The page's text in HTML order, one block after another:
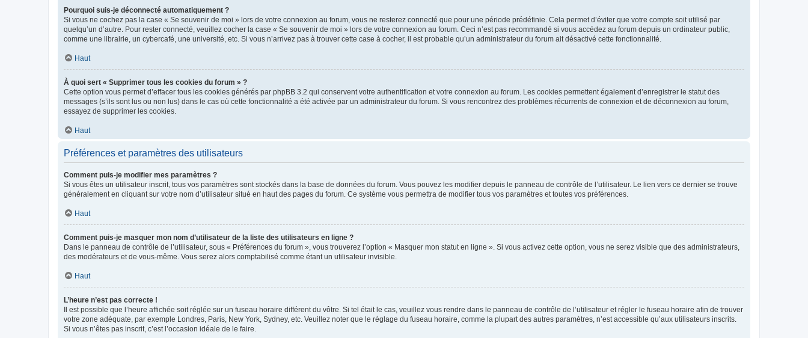
Pourquoi suis-je déconnecté automatiquement ?
Si vous ne cochez pas la case « Se souvenir de moi » lors de votre connexion au forum, vous ne resterez connecté que pour une période prédéfinie. Cela permet d’éviter que votre compte soit utilisé par
quelqu’un d’autre. Pour rester connecté, veuillez cocher la case « Se souvenir de moi » lors de votre connexion au forum. Ceci n’est pas recommandé si vous accédez au forum depuis un ordinateur public,
comme une librairie, un cybercafé, une université, etc. Si vous n’arrivez pas à trouver cette case à cocher, il est probable qu’un administrateur du forum ait désactivé cette fonctionnalité.
Haut
À quoi sert « Supprimer tous les cookies du forum » ?
Cette option vous permet d’effacer tous les cookies générés par phpBB 3.2 qui conservent votre authentification et votre connexion au forum. Les cookies permettent également d’enregistrer le statut des
messages (s’ils sont lus ou non lus) dans le cas où cette fonctionnalité a été activée par un administrateur du forum. Si vous rencontrez des problèmes récurrents de connexion et de déconnexion au forum,
essayez de supprimer les cookies.
Haut
Préférences et paramètres des utilisateurs
Comment puis-je modifier mes paramètres ?
Si vous êtes un utilisateur inscrit, tous vos paramètres sont stockés dans la base de données du forum. Vous pouvez les modifier depuis le panneau de contrôle de l’utilisateur. Le lien vers ce dernier se trouve
généralement en cliquant sur votre nom d’utilisateur situé en haut des pages du forum. Ce système vous permettra de modifier tous vos paramètres et toutes vos préférences.
Haut
Comment puis-je masquer mon nom d’utilisateur de la liste des utilisateurs en ligne ?
Dans le panneau de contrôle de l’utilisateur, sous « Préférences du forum », vous trouverez l’option « Masquer mon statut en ligne ». Si vous activez cette option, vous ne serez visible que des administrateurs,
des modérateurs et de vous-même. Vous serez alors comptabilisé comme étant un utilisateur invisible.
Haut
L’heure n’est pas correcte !
Il est possible que l’heure affichée soit réglée sur un fuseau horaire différent du vôtre. Si tel était le cas, veuillez vous rendre dans le panneau de contrôle de l’utilisateur et régler le fuseau horaire afin de trouver
votre zone adéquate, par exemple Londres, Paris, New York, Sydney, etc. Veuillez noter que le réglage du fuseau horaire, comme la plupart des autres paramètres, n’est accessible qu’aux utilisateurs inscrits.
Si vous n’êtes pas inscrit, c’est l’occasion idéale de le faire.